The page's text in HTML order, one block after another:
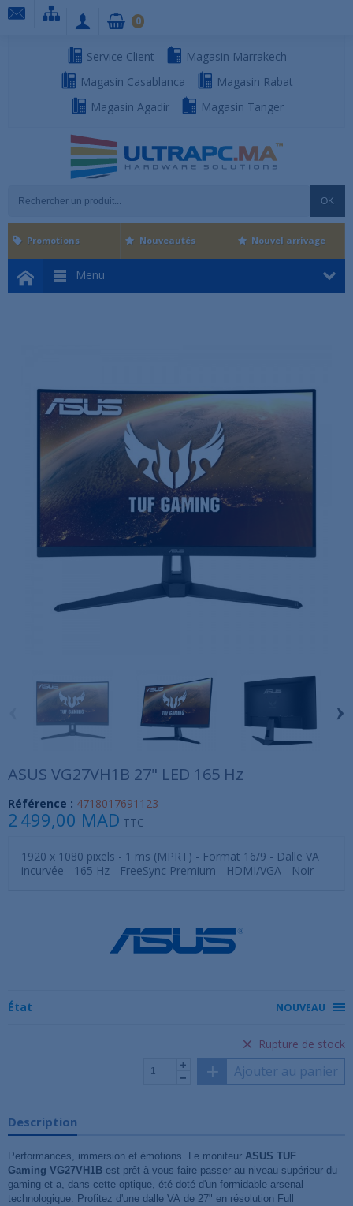
Service Client
Magasin Marrakech
Magasin Casablanca
Magasin Rabat
Magasin Agadir
Magasin Tanger
OK
0
Menu
Promotions Nouveautés Nouvel arrivage
›
ASUS VG27VH1B 27" LED 165 Hz
Référence : 4718017691123
2 499,00 MAD TTC
1920 x 1080 pixels - 1 ms (MPRT) - Format 16/9 - Dalle VA
incurvée - 165 Hz - FreeSync Premium - HDMI/VGA - Noir
État NOUVEAU
Rupture de stock
Ajouter au panier
Description
Performances, immersion et émotions. Le moniteur ASUS TUF
Gaming VG27VH1B est prêt à vous faire passer au niveau supérieur du
gaming et a, dans cette optique, été doté d'un formidable arsenal
technologique. Profitez d'une dalle VA de 27" en résolution Full